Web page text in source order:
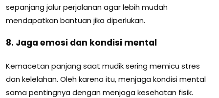
sepanjang jalur perjalanan agar lebih mudah
mendapatkan bantuan jika diperlukan.
8. Jaga emosi dan kondisi mental
Kemacetan panjang saat mudik sering memicu stres
dan kelelahan. Oleh karena itu, menjaga kondisi mental
sama pentingnya dengan menjaga kesehatan fisik.